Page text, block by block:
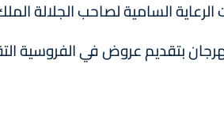
بتقديم عروض في الفروسية